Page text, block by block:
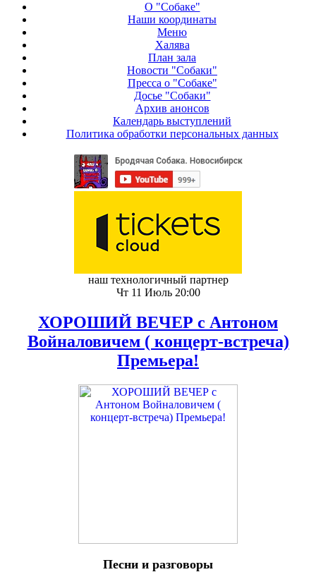
О "Собаке"
Наши координаты
Меню
Халява
План зала
Новости "Собаки"
Пресса о "Собаке"
Досье "Собаки"
Архив анонсов
Календарь выступлений
Политика обработки персональных данных
наш технологичный партнер
Чт 11 Июль 20:00
ХОРОШИЙ ВЕЧЕР с Антоном
Войналовичем ( концерт-встреча)
Премьера!
Песни и разговоры